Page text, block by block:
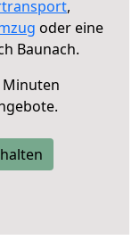
,
oder eine
Baunach.